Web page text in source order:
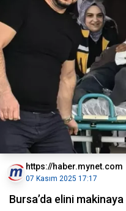
https://haber.mynet.com
07 Kasım 2025 17:17
Bursa’da elini